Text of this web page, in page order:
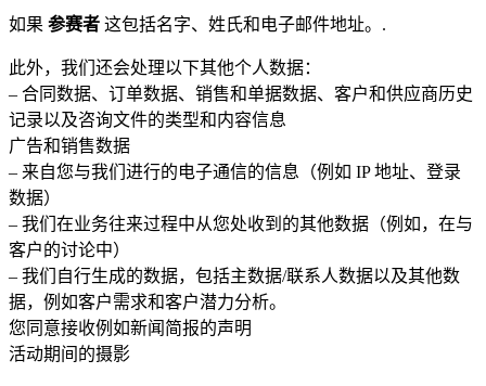
如果 参赛者 这包括名字、姓氏和电子邮件地址。.
此外，我们还会处理以下其他个人数据：
– 合同数据、订单数据、销售和单据数据、客户和供应商历史
记录以及咨询文件的类型和内容信息
广告和销售数据
– 来自您与我们进行的电子通信的信息（例如 IP 地址、登录
数据）
– 我们在业务往来过程中从您处收到的其他数据（例如，在与
客户的讨论中）
– 我们自行生成的数据，包括主数据/联系人数据以及其他数
据，例如客户需求和客户潜力分析。
您同意接收例如新闻简报的声明
活动期间的摄影